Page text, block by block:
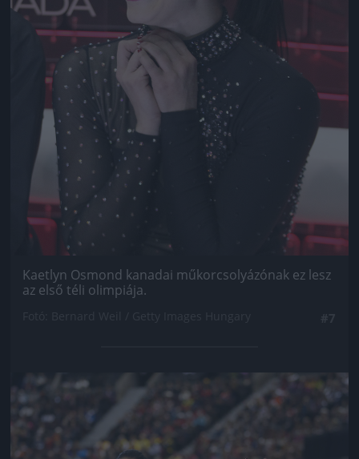
Kaetlyn Osmond kanadai műkorcsolyázónak ez lesz
az első téli olimpiája.
Jön még kép!